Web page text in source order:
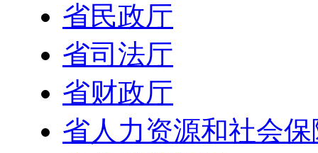
省民政厅
省司法厅
省财政厅
省人力资源和社会